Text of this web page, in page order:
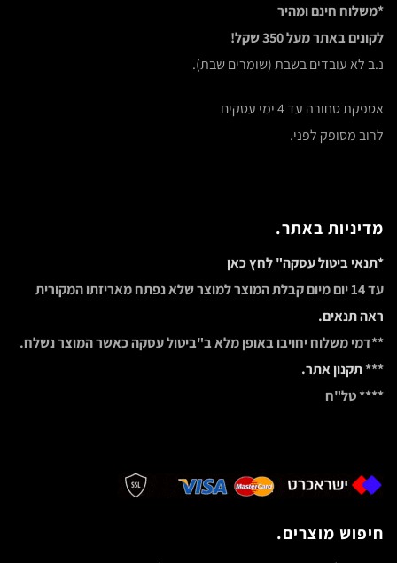
*משלוח חינם ומהיר
לקונים באתר מעל 350 שקל!
נ.ב לא עובדים בשבת (שומרים שבת).
אספקת סחורה עד 4 ימי עסקים
לרוב מסופק לפני.
מדיניות באתר.
*תנאי ביטול עסקה" לחץ כאן
עד 14 יום מיום קבלת המוצר למוצר שלא נפתח מאריזתו המקורית
ראה תנאים.
**דמי משלוח יחויבו באופן מלא ב"ביטול עסקה כאשר המוצר נשלח.
***תקנון אתר.
**** טל"ח
חיפוש מוצרים.